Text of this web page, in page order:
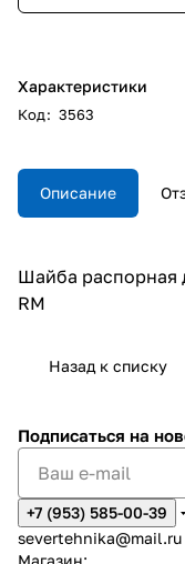
Характеристики
Код: 3563
Описание
Шайба распорная
RM
Назад к списку
Подписаться на
+7 (953) 585-00-39
severtehnika@mail.ru
Магазин: